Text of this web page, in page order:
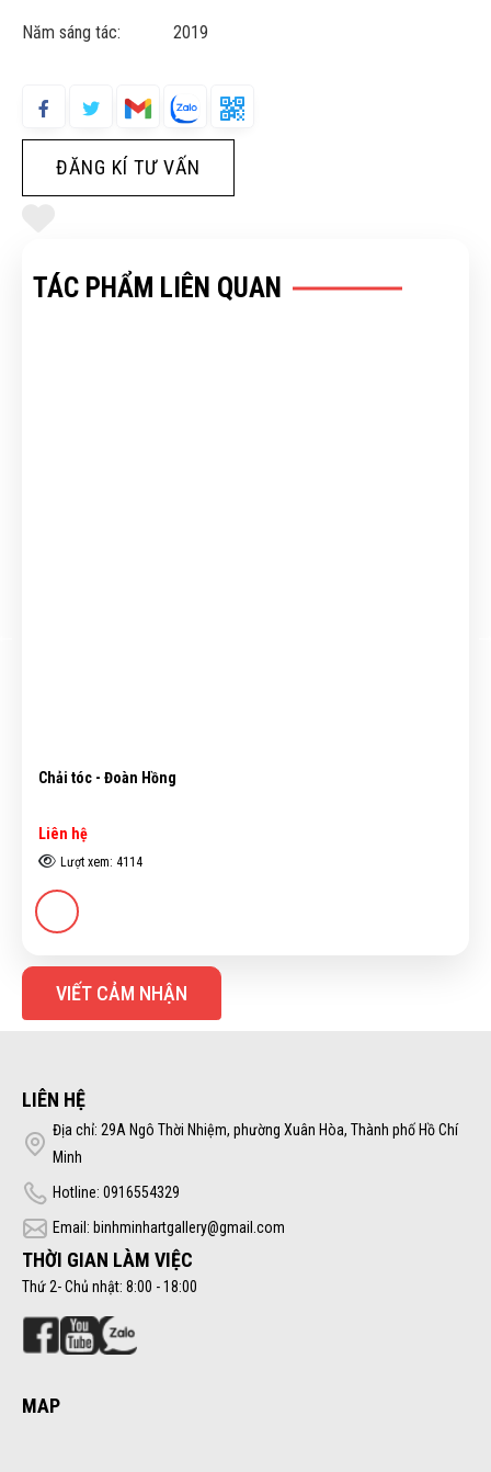
Năm sáng tác: 2019
ĐĂNG KÍ TƯ VẤN
TÁC PHẨM LIÊN QUAN
Bến đợi - Hồ Hữu Thủ
VIẾT CẢM NHẬN
LIÊN HỆ
Địa chỉ: 29A Ngô Thời Nhiệm, phường Xuân Hòa, Thành phố Hồ Chí
Minh
Hotline: 0916554329
Email: binhminhartgallery@gmail.com
THỜI GIAN LÀM VIỆC
Thứ 2- Chủ nhật: 8:00 - 18:00
MAP